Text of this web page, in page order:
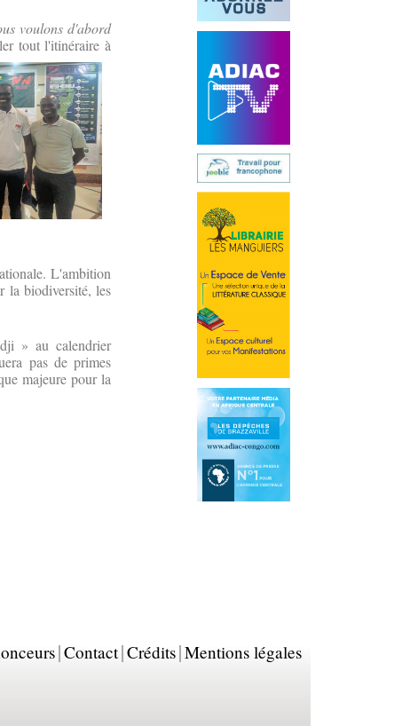
voulons d'abord
tout l'itinéraire à
L'ambition
la biodiversité, les
» au calendrier
pas de primes
majeure pour la
Contact Crédits Mentions légales